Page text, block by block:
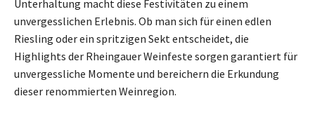
Unterhaltung macht diese Festivitäten zu einem
unvergesslichen Erlebnis. Ob man sich für einen edlen
Riesling oder ein spritzigen Sekt entscheidet, die
Highlights der Rheingauer Weinfeste sorgen garantiert für
unvergessliche Momente und bereichern die Erkundung
dieser renommierten Weinregion.